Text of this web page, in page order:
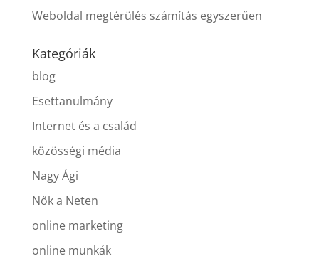
Weboldal megtérülés számítás egyszerűen
Kategóriák
blog
Esettanulmány
Internet és a család
közösségi média
Nagy Ági
Nők a Neten
online marketing
online munkák